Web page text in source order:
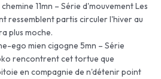
11mn – Série d'mouvement Les
ressemblent partis circuler l'hiver au
plus moche.
ego mien cigogne 5mn – Série
rencontrent cet tortue que
en compagnie de n'détenir point